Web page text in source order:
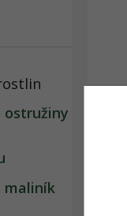
ostružiny
maliník